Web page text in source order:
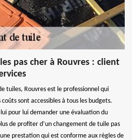
pas cher à Rouvres : client
tuiles, Rouvres est le professionnel qui
sont accessibles à tous les budgets.
lui pour lui demander une évaluation du
de profiter d’un changement de tuile pas
prestation qui est conforme aux règles de